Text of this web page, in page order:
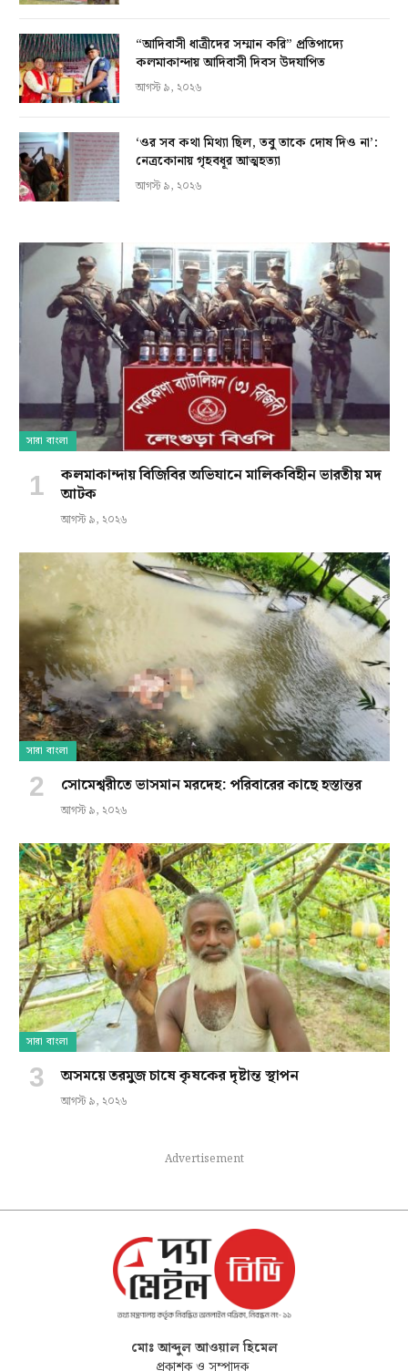
“আদিবাসী ধাত্রীদের সম্মান করি” প্রতিপাদ্যে
কলমাকান্দায় আদিবাসী দিবস উদযাপিত
আগস্ট ৯, ২০২৬
‘ওর সব কথা মিথ্যা ছিল, তবু তাকে দোষ দিও না’:
নেত্রকোনায় গৃহবধূর আত্মহত্যা
আগস্ট ৯, ২০২৬
সারা বাংলা
কলমাকান্দায় বিজিবির অভিযানে মালিকবিহীন ভারতীয় মদ
আটক
আগস্ট ৯, ২০২৬
সারা বাংলা
সোমেশ্বরীতে ভাসমান মরদেহ: পরিবারের কাছে হস্তান্তর
আগস্ট ৯, ২০২৬
সারা বাংলা
অসময়ে তরমুজ চাষে কৃষকের দৃষ্টান্ত স্থাপন
আগস্ট ৯, ২০২৬
Advertisement
মোঃ আব্দুল আওয়াল হিমেল